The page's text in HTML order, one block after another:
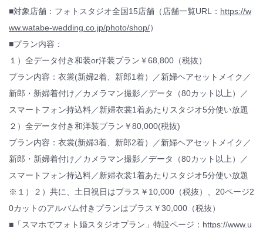
■対象店舗：フォトスタジオ全国15店舗（店舗一覧URL： https://w
ww.watabe-wedding.co.jp/photo/shop/）
■プラン内容：
１）全データ付き和装or洋装プラン￥68,800（税抜）
プラン内容：衣裳(新婦2着、新郎1着）／新婦ヘアセットメイク／
新郎・新婦着付け／カメラマン撮影／データ（80カット以上）／
スマートフォン持込料／新婦衣裳1着あたりスタジオ5分使い放題
２）全データ付き和洋装プラン￥80,000(税抜)
プラン内容：衣裳(新婦3着、新郎2着）／新婦ヘアセットメイク／
新郎・新婦着付け／カメラマン撮影／データ（80カット以上）／
スマートフォン持込料／新婦衣裳1着あたりスタジオ5分使い放題
※１）２）共に、土日祝日はプラス￥10,000（税抜）、20ページ2
0カットのアルバム付きプランはプラス￥30,000（税抜）
■「スマホでフォト婚スタジオプラン」特設ページ： https://www.u